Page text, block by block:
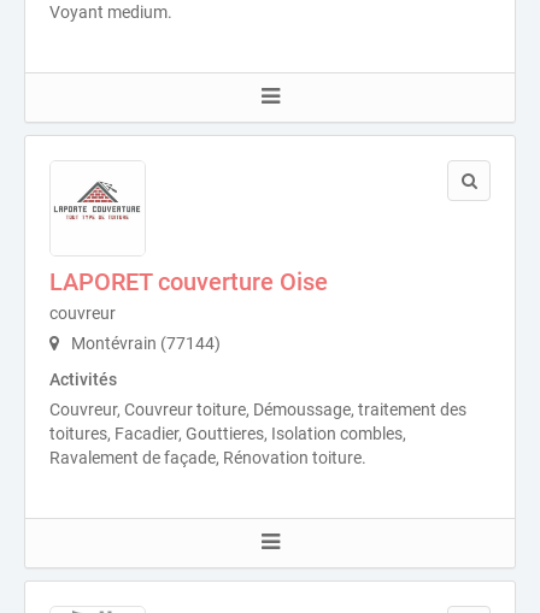
Voyant medium.
LAPORET couverture Oise
couvreur
Montévrain (77144)
Activités
Couvreur, Couvreur toiture, Démoussage, traitement des
toitures, Facadier, Gouttieres, Isolation combles,
Ravalement de façade, Rénovation toiture.